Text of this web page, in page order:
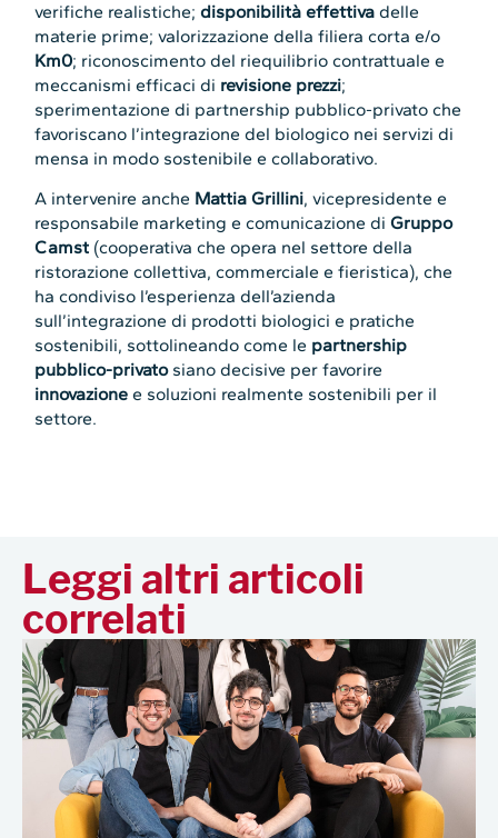
verifiche realistiche; disponibilità effettiva delle
materie prime; valorizzazione della filiera corta e/o
Km0; riconoscimento del riequilibrio contrattuale e
meccanismi efficaci di revisione prezzi;
sperimentazione di partnership pubblico-privato che
favoriscano l’integrazione del biologico nei servizi di
mensa in modo sostenibile e collaborativo.
A intervenire anche Mattia Grillini, vicepresidente e
responsabile marketing e comunicazione diGruppo
Camst (cooperativa che opera nel settore della
ristorazione collettiva, commerciale e fieristica), che
ha condiviso l’esperienza dell’azienda
sull’integrazione di prodotti biologici e pratiche
sostenibili, sottolineando come le partnership
pubblico-privatosiano decisive per favorire
innovazione e soluzioni realmente sostenibili per il
settore.
Leggi altri articoli
correlati